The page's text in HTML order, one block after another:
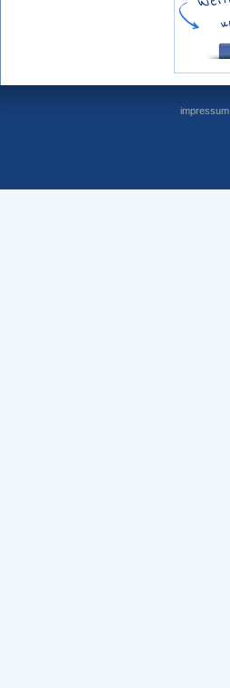
impressum